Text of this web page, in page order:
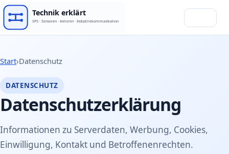
Start›Datenschutz
DATENSCHUTZ
Datenschutzerklärung
Informationen zu Serverdaten, Werbung, Cookies,
Einwilligung, Kontakt und Betroffenenrechten.